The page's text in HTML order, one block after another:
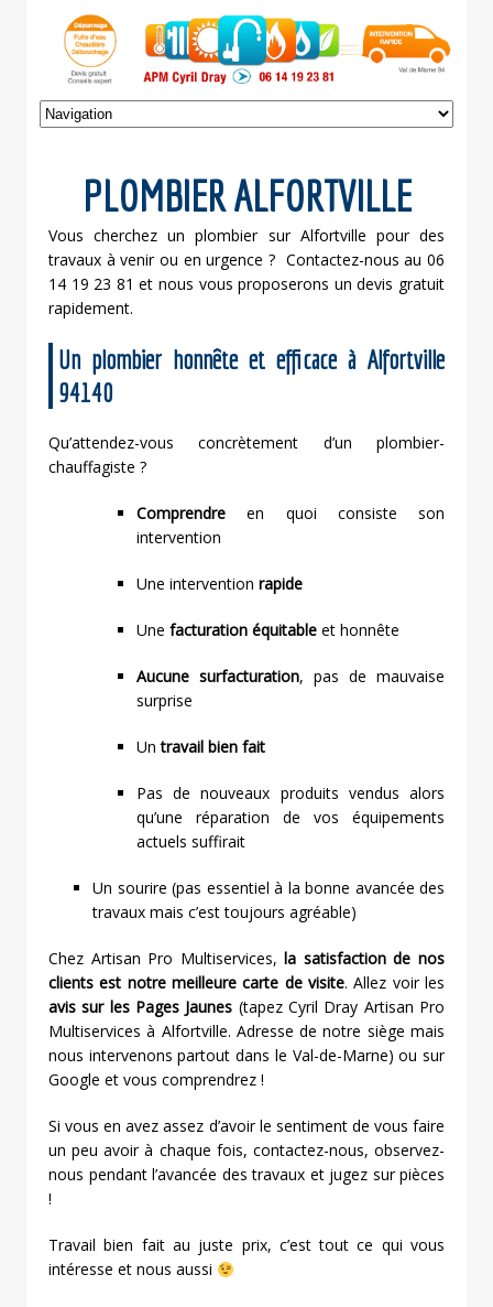
PLOMBIER ALFORTVILLE
Vous cherchez un plombier sur Alfortville pour des
travaux à venir ou en urgence ? Contactez-nous au 06
14 19 23 81 et nous vous proposerons un devis gratuit
rapidement.
Un plombier honnête et efficace à Alfortville
94140
Qu’attendez-vous concrètement d’un plombier-
chauffagiste ?
Comprendreen quoi consiste son
intervention
Une intervention rapide
Une facturation équitable et honnête
Aucune surfacturation, pas de mauvaise
surprise
Untravail bien fait
Pas de nouveaux produits vendus alors
qu’une réparation de vos équipements
actuels suffirait
Un sourire (pas essentiel à la bonne avancée des
travaux mais c’est toujours agréable)
Chez Artisan Pro Multiservices,la satisfaction de nos
clients est notre meilleure carte de visite. Allez voir les
avis sur les Pages Jaunes (tapez Cyril Dray Artisan Pro
Multiservices à Alfortville. Adresse de notre siège mais
nous intervenons partout dans le Val-de-Marne) ou sur
Google et vous comprendrez !
Si vous en avez assez d’avoir le sentiment de vous faire
un peu avoir à chaque fois, contactez-nous, observez-
nous pendant l’avancée des travaux et jugez sur pièces
!
Travail bien fait au juste prix, c’est tout ce qui vous
intéresse et nous aussi